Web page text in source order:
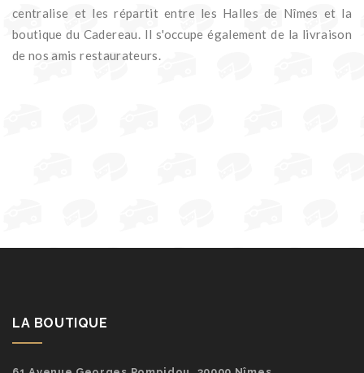
boutique du Cadereau. Il s'occupe également de la livraison
de nos amis restaurateurs.